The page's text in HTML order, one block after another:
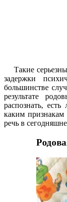
Такие
задержки
большинстве
результате
распознать,
каким
речь в